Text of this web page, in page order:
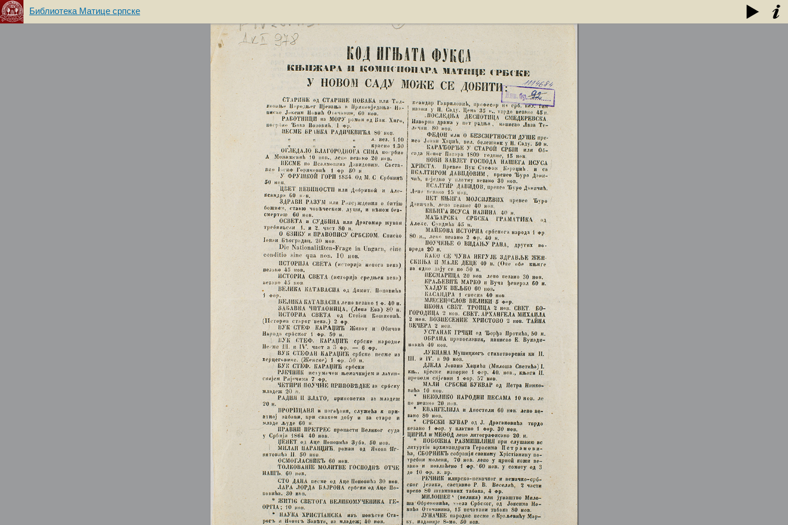
Библиотека Матице српске